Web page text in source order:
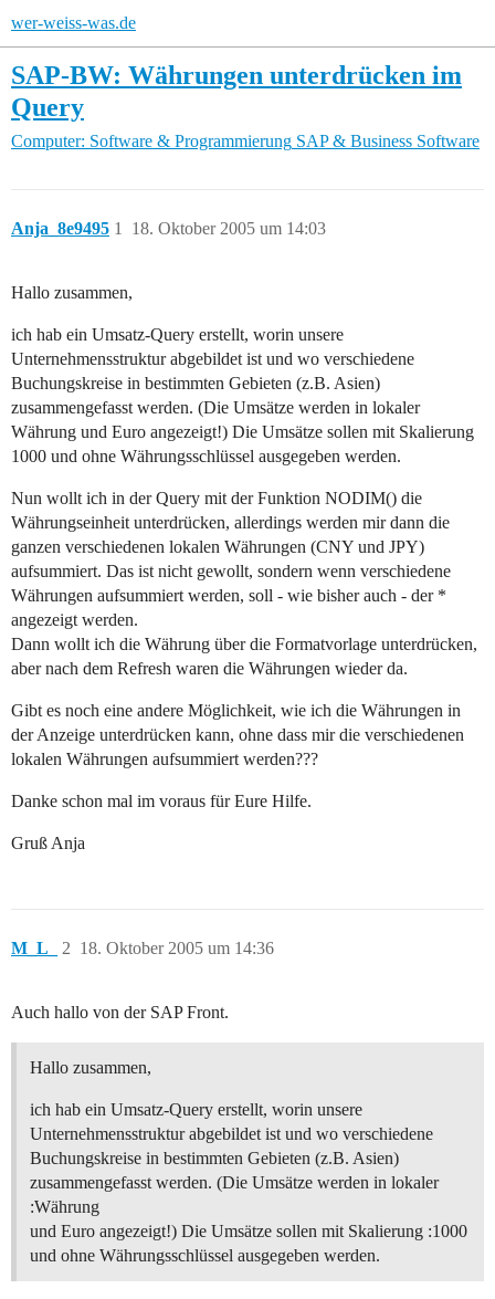
wer-weiss-was.de
SAP-BW: Währungen unterdrücken im
Query
Computer: Software & Programmierung SAP & Business Software
Anja_8e9495 18. Oktober 2005 um 14:03
1
Hallo zusammen,
ich hab ein Umsatz-Query erstellt, worin unsere
Unternehmensstruktur abgebildet ist und wo verschiedene
Buchungskreise in bestimmten Gebieten (z.B. Asien)
zusammengefasst werden. (Die Umsätze werden in lokaler
Währung und Euro angezeigt!) Die Umsätze sollen mit Skalierung
1000 und ohne Währungsschlüssel ausgegeben werden.
Nun wollt ich in der Query mit der Funktion NODIM() die
Währungseinheit unterdrücken, allerdings werden mir dann die
ganzen verschiedenen lokalen Währungen (CNY und JPY)
aufsummiert. Das ist nicht gewollt, sondern wenn verschiedene
Währungen aufsummiert werden, soll - wie bisher auch - der *
angezeigt werden.
Dann wollt ich die Währung über die Formatvorlage unterdrücken,
aber nach dem Refresh waren die Währungen wieder da.
Gibt es noch eine andere Möglichkeit, wie ich die Währungen in
der Anzeige unterdrücken kann, ohne dass mir die verschiedenen
lokalen Währungen aufsummiert werden???
Danke schon mal im voraus für Eure Hilfe.
Gruß Anja
M_L_ 18. Oktober 2005 um 14:36
2
Auch hallo von der SAP Front.
Hallo zusammen,
ich hab ein Umsatz-Query erstellt, worin unsere
Unternehmensstruktur abgebildet ist und wo verschiedene
Buchungskreise in bestimmten Gebieten (z.B. Asien)
zusammengefasst werden. (Die Umsätze werden in lokaler
:Währung
und Euro angezeigt!) Die Umsätze sollen mit Skalierung :1000
und ohne Währungsschlüssel ausgegeben werden.